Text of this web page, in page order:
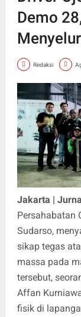
Demo
Redaksi
Jakarta |
Persahabatan
Sudarso,
sikap tegas
massa pada
tersebut,
Affan
fisik di